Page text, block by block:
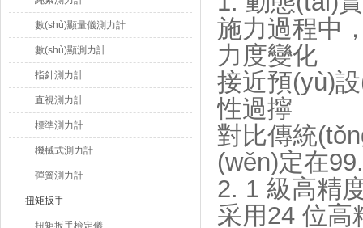
數(shù)顯量儀測力計
數(shù)顯測力計
指針測力計
直視測力計
標準測力計
機械式測力計
彈簧測力計
扭矩扳手
扭矩扳手檢定儀
施力過程中
力度變化
接近預(yù)
性過擰
對比傳統
(wěn)定在
2. 1 級高精
采用24 位高